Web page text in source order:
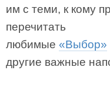
им с теми, к кому
перечитать
любимые «Выбор»
другие важные